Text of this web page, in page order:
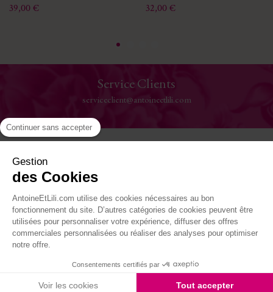
Prix
39,00 € Prix
32,00 €
Service Clients
serviceclient@antoineetlili.com
La Maison
Où nous trouver
Suivez-nous
Site réalisé par Kiwik - Agence PrestaShop
Continuer sans accepter
Gestion
des Cookies
AntoineEtLili.com utilise des cookies nécessaires au bon
fonctionnement du site. D’autres catégories de cookies peuvent être
utilisées pour personnaliser votre expérience, diffuser des offres
commerciales personnalisées ou réaliser des analyses pour optimiser
notre offre.
Consentements certifiés par
Voir les cookies Tout accepter